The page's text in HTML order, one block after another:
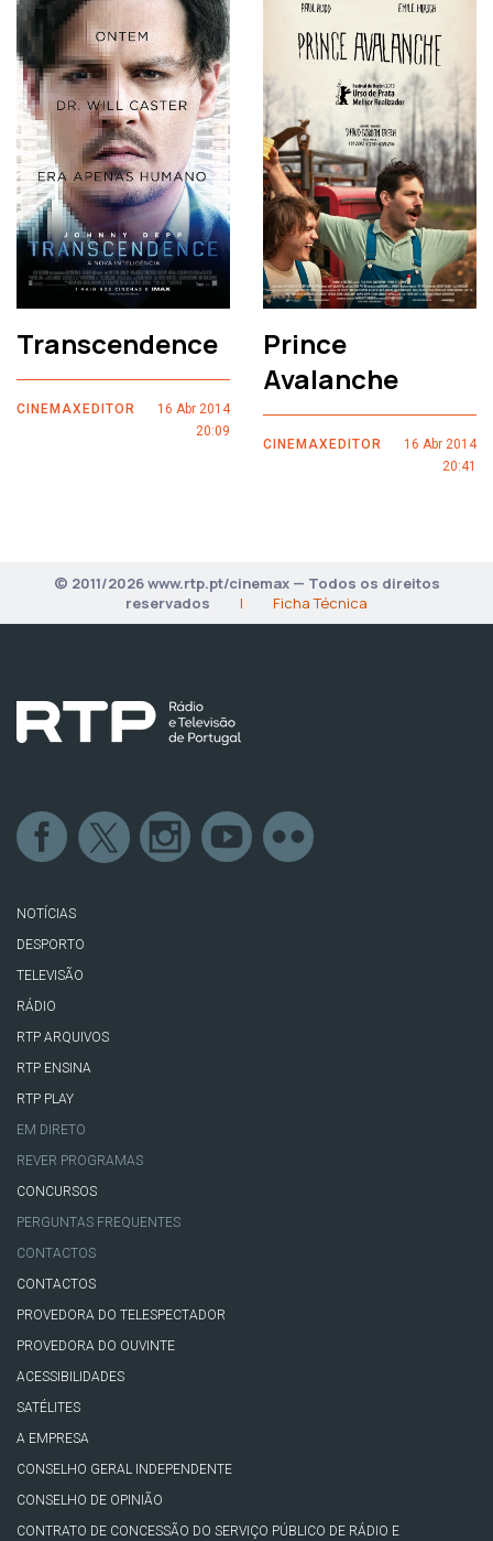
Transcendence
CINEMAXEDITOR
16 Abr 2014
20:09
Prince
Avalanche
CINEMAXEDITOR
16 Abr 2014
20:41
© 2011/2026 www.rtp.pt/cinemax — Todos os direitos
reservados
| Ficha Técnica
NOTÍCIAS
DESPORTO
TELEVISÃO
RÁDIO
RTP ARQUIVOS
RTP ENSINA
RTP PLAY
EM DIRETO
REVER PROGRAMAS
CONCURSOS
PERGUNTAS FREQUENTES
CONTACTOS
CONTACTOS
PROVEDORA DO TELESPECTADOR
PROVEDORA DO OUVINTE
ACESSIBILIDADES
SATÉLITES
A EMPRESA
CONSELHO GERAL INDEPENDENTE
CONSELHO DE OPINIÃO
CONTRATO DE CONCESSÃO DO SERVIÇO PÚBLICO DE RÁDIO E